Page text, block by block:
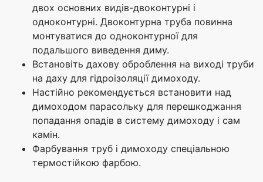
двох основних видів-двоконтурні і
одноконтурні. Двоконтурна труба повинна
монтуватися до одноконтурної для
подальшого виведення диму.
Встановіть дахову оброблення на виході труби
на даху для гідроізоляції димоходу.
Настійно рекомендується встановити над
димоходом парасольку для перешкоджання
попадання опадів в систему димоходу і сам
камін.
Фарбування труб і димоходу спеціальною
термостійкою фарбою.